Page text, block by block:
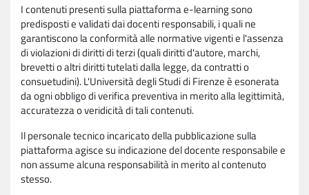
I contenuti presenti sulla piattaforma e-learning sono
predisposti e validati dai docenti responsabili, i quali ne
garantiscono la conformità alle normative vigenti e l'assenza
di violazioni di diritti di terzi (quali diritti d'autore, marchi,
brevetti o altri diritti tutelati dalla legge, da contratti o
consuetudini). L'Università degli Studi di Firenze è esonerata
da ogni obbligo di verifica preventiva in merito alla legittimità,
accuratezza o veridicità di tali contenuti.
Il personale tecnico incaricato della pubblicazione sulla
piattaforma agisce su indicazione del docente responsabile e
non assume alcuna responsabilità in merito al contenuto
stesso.